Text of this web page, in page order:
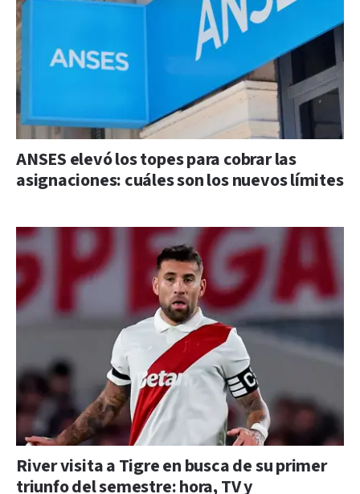
ANSES elevó los topes para cobrar las
asignaciones: cuáles son los nuevos límites
River visita a Tigre en busca de su primer
triunfo del semestre: hora, TV y